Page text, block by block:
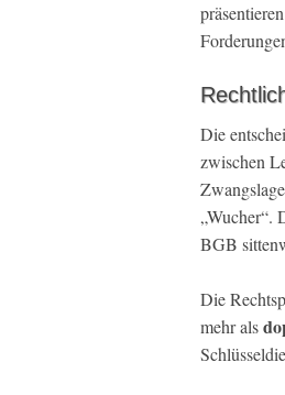
Die
zwischen
„Wucher“.
BGB
Die
mehr als